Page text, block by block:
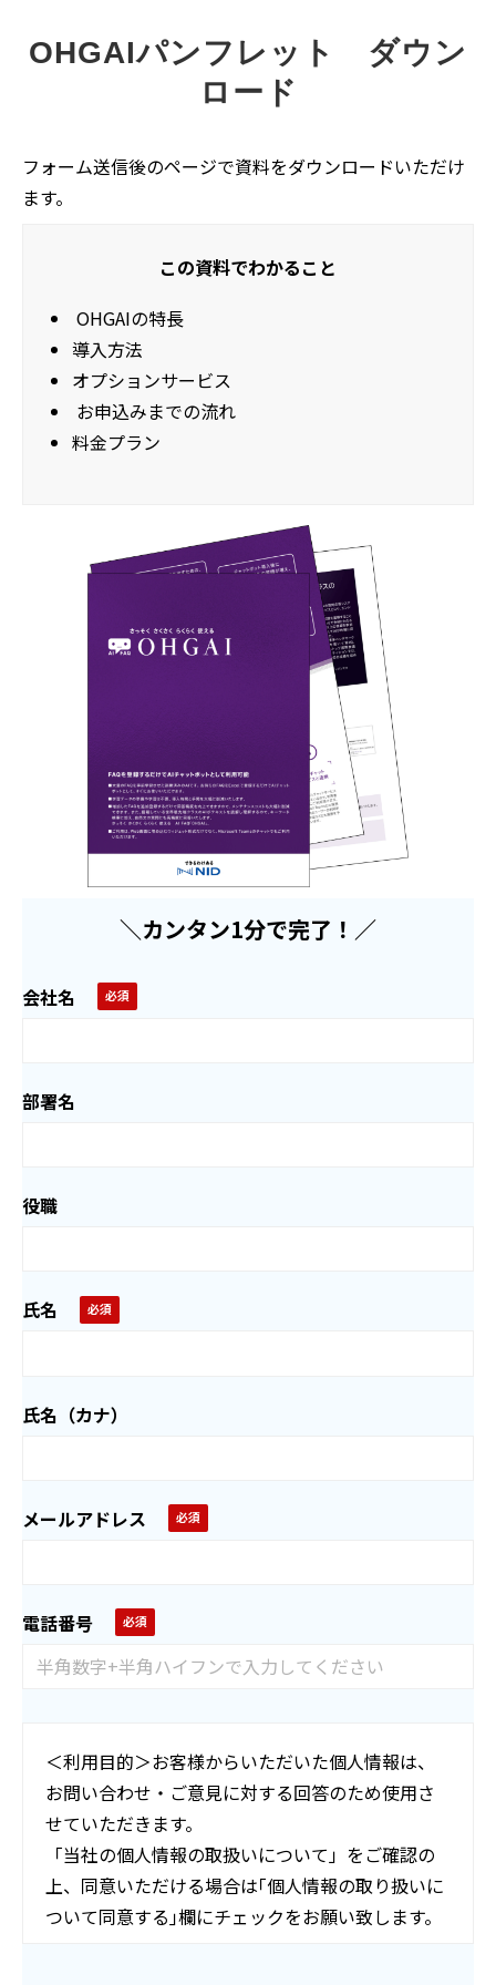
OHGAIパンフレット ダウン
ロード
フォーム送信後のページで資料をダウンロードいただけ
ます。
この資料でわかること
OHGAIの特長
導入方法
オプションサービス
お申込みまでの流れ
料金プラン
＼カンタン1分で完了！／
会社名
部署名
役職
氏名
氏名（カナ）
メールアドレス
電話番号
＜利用目的＞お客様からいただいた個人情報は、
お問い合わせ・ご意見に対する回答のため使用さ
せていただきます。
「当社の個人情報の取扱いについて」をご確認の
上、同意いただける場合は｢個人情報の取り扱いに
ついて同意する｣欄にチェックをお願い致します。